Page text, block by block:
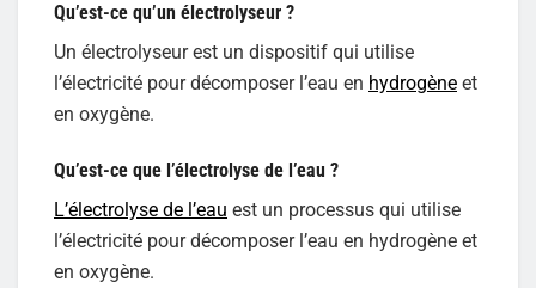
Qu’est-ce qu’un électrolyseur ?
Un électrolyseur est un dispositif qui utilise
l’électricité pour décomposer l’eau en hydrogène et
en oxygène.
Qu’est-ce que l’électrolyse de l’eau ?
L’électrolyse de l’eau est un processus qui utilise
l’électricité pour décomposer l’eau en hydrogène et
en oxygène.